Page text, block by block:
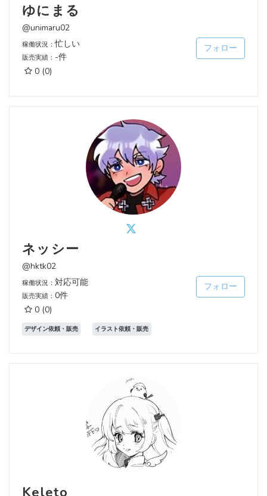
ゆにまる
@unimaru02
稼働状況：忙しい
販売実績： -件
0 (0)
フォロー
ネッシー
@hktk02
稼働状況： 対応可能
販売実績： 0件
0 (0)
フォロー
デザイン依頼・販売 イラスト依頼・販売
Keleto